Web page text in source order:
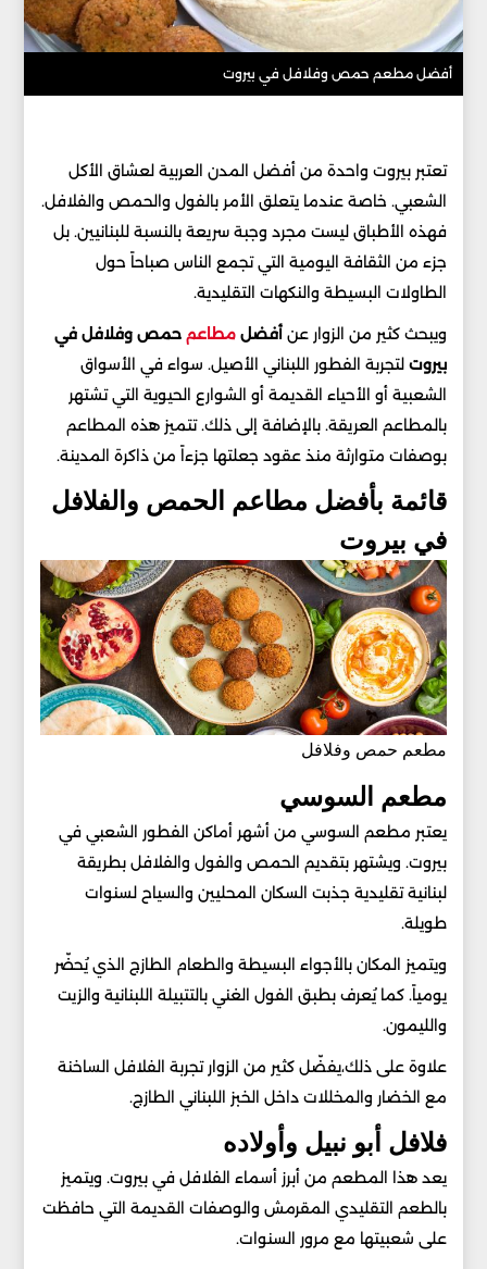
أفضل مطعم حمص وفلافل في بيروت
تعتبر بيروت واحدة من أفضل المدن العربية لعشاق الأكل
الشعبي. خاصة عندما يتعلق الأمر بالفول والحمص والفلافل.
فهذه الأطباق ليست مجرد وجبة سريعة بالنسبة للبنانيين. بل
جزء من الثقافة اليومية التي تجمع الناس صباحاً حول
الطاولات البسيطة والنكهات التقليدية.
ويبحث كثير من الزوار عنأفضلمطاعم حمص وفلافل في
بيروت لتجربة الفطور اللبناني الأصيل. سواء في الأسواق
الشعبية أو الأحياء القديمة أو الشوارع الحيوية التي تشتهر
بالمطاعم العريقة. بالإضافة إلى ذلك. تتميز هذه المطاعم
بوصفات متوارثة منذ عقود جعلتها جزءاً من ذاكرة المدينة.
قائمة بأفضل مطاعم الحمص والفلافل
في بيروت
مطعم حمص وفلافل
مطعم السوسي
يعتبر مطعم السوسي من أشهر أماكن الفطور الشعبي في
بيروت. ويشتهر بتقديم الحمص والفول والفلافل بطريقة
لبنانية تقليدية جذبت السكان المحليين والسياح لسنوات
طويلة.
ويتميز المكان بالأجواء البسيطة والطعام الطازج الذي يُحضّر
يومياً. كما يُعرف بطبق الفول الغني بالتتبيلة اللبنانية والزيت
والليمون.
علاوة على ذلك،يفضّل كثير من الزوار تجربة الفلافل الساخنة
مع الخضار والمخللات داخل الخبز اللبناني الطازج.
فلافل أبو نبيل وأولاده
يعد هذا المطعم من أبرز أسماء الفلافل في بيروت. ويتميز
بالطعم التقليدي المقرمش والوصفات القديمة التي حافظت
على شعبيتها مع مرور السنوات.